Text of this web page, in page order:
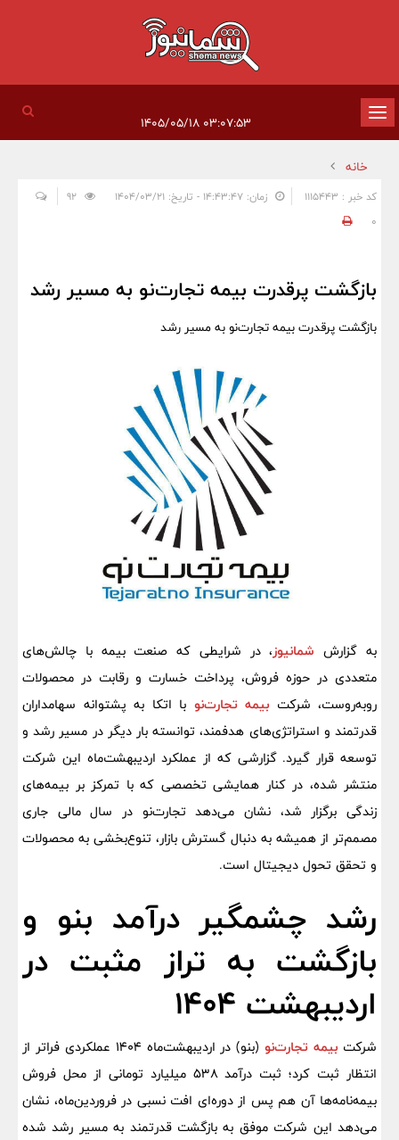
تغییر
وضعیت
ناوبری
خانه
کد خبر : 1115443 زمان: ۱۴:۴۳:۴۷ - تاریخ: ۱۴۰۴/۰۳/۲۱
0
بازگشت پرقدرت بیمه تجارت‌نو به مسیر رشد
بازگشت پرقدرت بیمه تجارت‌نو به مسیر رشد
به گزارش شمانیوز، در شرایطی که صنعت بیمه با چالش‌های
متعددی در حوزه فروش، پرداخت خسارت و رقابت در محصولات
روبه‌روست، شرکت بیمه تجارت‌نو با اتکا به پشتوانه سهامداران
قدرتمند و استراتژی‌های هدفمند، توانسته بار دیگر در مسیر رشد و
توسعه قرار گیرد. گزارشی که از عملکرد اردیبهشت‌ماه این شرکت
منتشر شده، در کنار همایشی تخصصی که با تمرکز بر بیمه‌های
زندگی برگزار شد، نشان می‌دهد تجارت‌نو در سال مالی جاری
مصمم‌تر از همیشه به دنبال گسترش بازار، تنوع‌بخشی به محصولات
و تحقق تحول دیجیتال است.
رشد چشمگیر درآمد بنو و
بازگشت به تراز مثبت در
اردیبهشت ۱۴۰۴
شرکت بیمه تجارت‌نو
(بنو) در اردیبهشت‌ماه ۱۴۰۴ عملکردی فراتر از
انتظار ثبت کرد؛ ثبت درآمد ۵۳۸ میلیارد تومانی از محل فروش
بیمه‌نامه‌ها آن هم پس از دوره‌ای افت نسبی در فروردین‌ماه، نشان
می‌دهد این شرکت موفق به بازگشت قدرتمند به مسیر رشد شده